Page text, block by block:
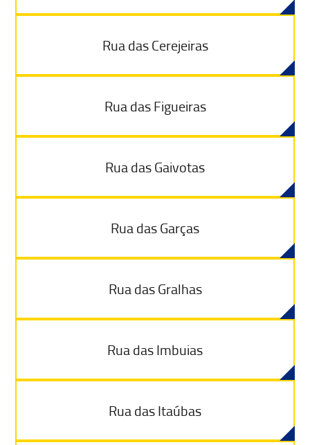
Rua das Cerejeiras
Rua das Figueiras
Rua das Gaivotas
Rua das Garças
Rua das Gralhas
Rua das Imbuias
Rua das Itaúbas